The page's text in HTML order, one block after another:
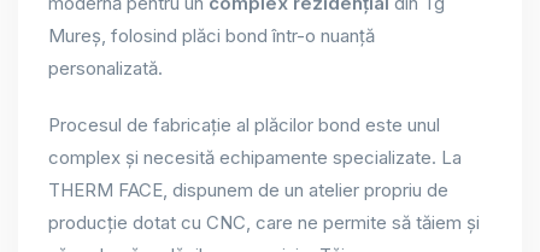
Mureș, folosind plăci bond într-o nuanță
personalizată.
Procesul de fabricație al plăcilor bond este unul
complex și necesită echipamente specializate. La
THERM FACE, dispunem de un atelier propriu de
producție dotat cu CNC, care ne permite să tăiem și